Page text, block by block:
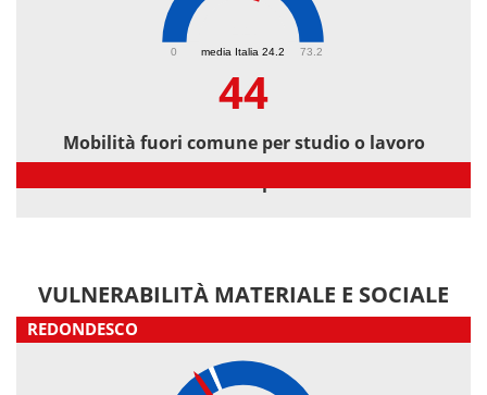
media Italia 24.2
0 73.2
44
Mobilità fuori comune per studio o lavoro
VULNERABILITÀ MATERIALE E SOCIALE
REDONDESCO